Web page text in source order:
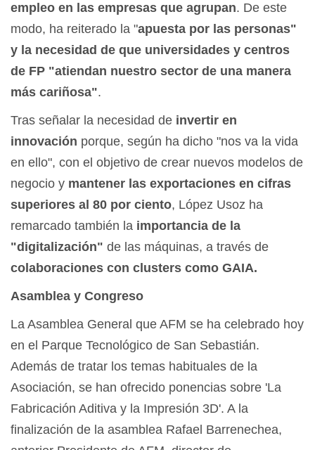
empleo en las empresas que agrupan. De este
modo, ha reiterado la "apuesta por las personas"
y la necesidad de que universidades y centros
de FP "atiendan nuestro sector de una manera
más cariñosa".
Tras señalar la necesidad de invertir en
innovación porque, según ha dicho "nos va la vida
en ello", con el objetivo de crear nuevos modelos de
negocio y mantener las exportaciones en cifras
superiores al 80 por ciento, López Usoz ha
remarcado también la importancia de la
"digitalización" de las máquinas, a través de
colaboraciones con clusters como GAIA.
Asamblea y Congreso
La Asamblea General que AFM se ha celebrado hoy
en el Parque Tecnológico de San Sebastián.
Además de tratar los temas habituales de la
Asociación, se han ofrecido ponencias sobre 'La
Fabricación Aditiva y la Impresión 3D'. A la
finalización de la asamblea Rafael Barrenechea,